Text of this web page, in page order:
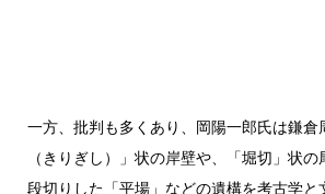
一方、批判も多くあり、岡陽一郎氏は鎌倉
（きりぎし）」状の岸壁や、「堀切」状
段切りした「平場」などの遺構を考古学と